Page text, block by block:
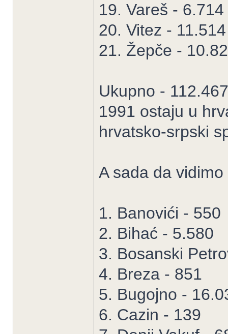
19. Vareš - 6.714
20. Vitez - 11.514
21. Žepče -
Ukupno -
1991 ostaju u
hrvatsko-srpski
A sada da
1. Banovići - 550
2. Bihać - 5.580
3. Bosanski
4. Breza - 851
5. Bugojno -
6. Cazin - 139